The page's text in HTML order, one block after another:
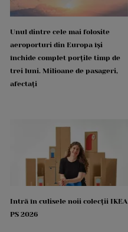
Unul dintre cele mai folosite
aeroporturi din Europa își
închide complet porțile timp de
trei luni. Milioane de pasageri,
afectați
Intră în culisele noii colecții IKEA
PS 2026